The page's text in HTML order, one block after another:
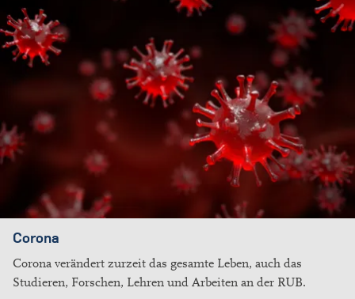
Corona
Corona verändert zurzeit das gesamte Leben, auch das
Studieren, Forschen, Lehren und Arbeiten an der RUB.